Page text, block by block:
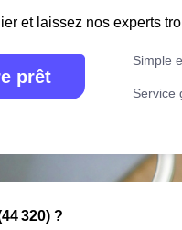
et laissez nos experts
prêt
Simple
Service
320) ?